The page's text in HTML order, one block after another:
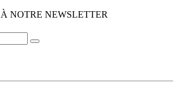
NOTRE NEWSLETTER